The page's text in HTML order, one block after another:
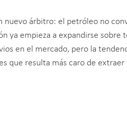
nuevo árbitro: el petróleo no
ya empieza a expandirse sobre
en el mercado, pero la
que resulta más caro de